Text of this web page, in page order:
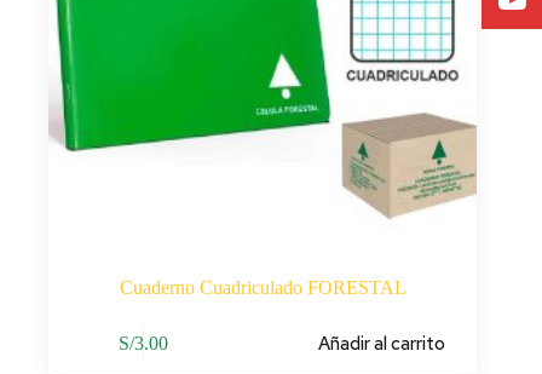
Cuaderno Cuadriculado FORESTAL
S/3.00 Añadir al carrito